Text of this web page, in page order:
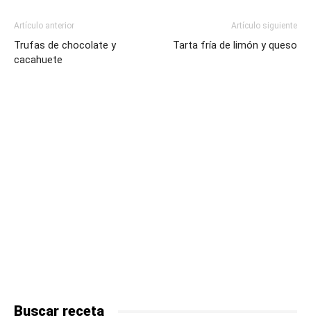
Artículo anterior
Trufas de chocolate y
cacahuete
Artículo siguiente
Tarta fría de limón y queso
Buscar receta